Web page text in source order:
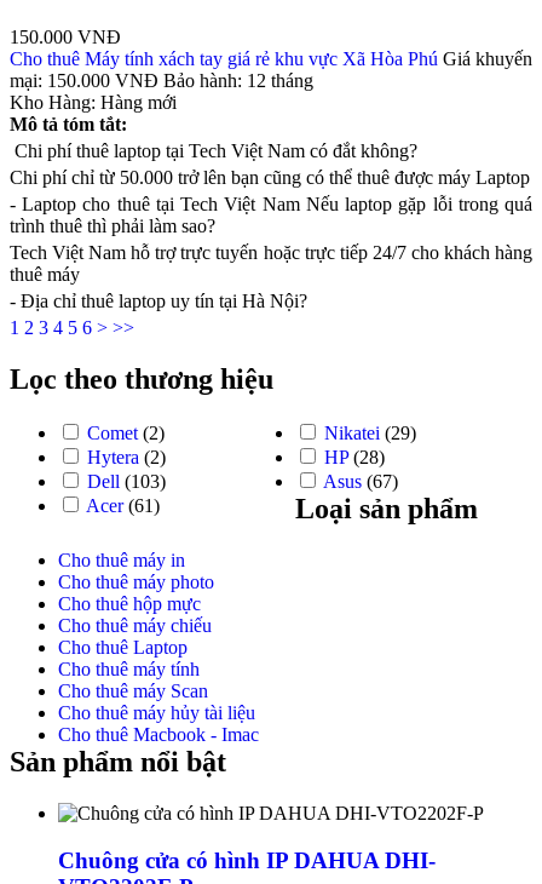
150.000 VNĐ
Cho thuê Máy tính xách tay giá rẻ khu vực Xã Hòa Phú Giá khuyến
mại: 150.000 VNĐ Bảo hành: 12 tháng
Kho Hàng: Hàng mới
Mô tả tóm tắt:
Chi phí thuê laptop tại Tech Việt Nam có đắt không?
Chi phí chỉ từ 50.000 trở lên bạn cũng có thể thuê được máy Laptop
- Laptop cho thuê tại Tech Việt Nam Nếu laptop gặp lỗi trong quá
trình thuê thì phải làm sao?
Tech Việt Nam hỗ trợ trực tuyến hoặc trực tiếp 24/7 cho khách hàng
thuê máy
- Địa chỉ thuê laptop uy tín tại Hà Nội?
1 2 3 4 5 6 > >>
Lọc theo thương hiệu
Comet (2) Nikatei (29)
Hytera (2) HP(28)
Dell (103) Asus (67)
Acer(61) Loại sản phẩm
Cho thuê máy in
Cho thuê máy photo
Cho thuê hộp mực
Cho thuê máy chiếu
Cho thuê Laptop
Cho thuê máy tính
Cho thuê máy Scan
Cho thuê máy hủy tài liệu
Cho thuê Macbook - Imac
Sản phẩm nổi bật
Chuông cửa có hình IP DAHUA DHI-